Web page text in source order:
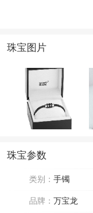
珠宝图片
珠宝参数
类别： 手镯
品牌： 万宝龙